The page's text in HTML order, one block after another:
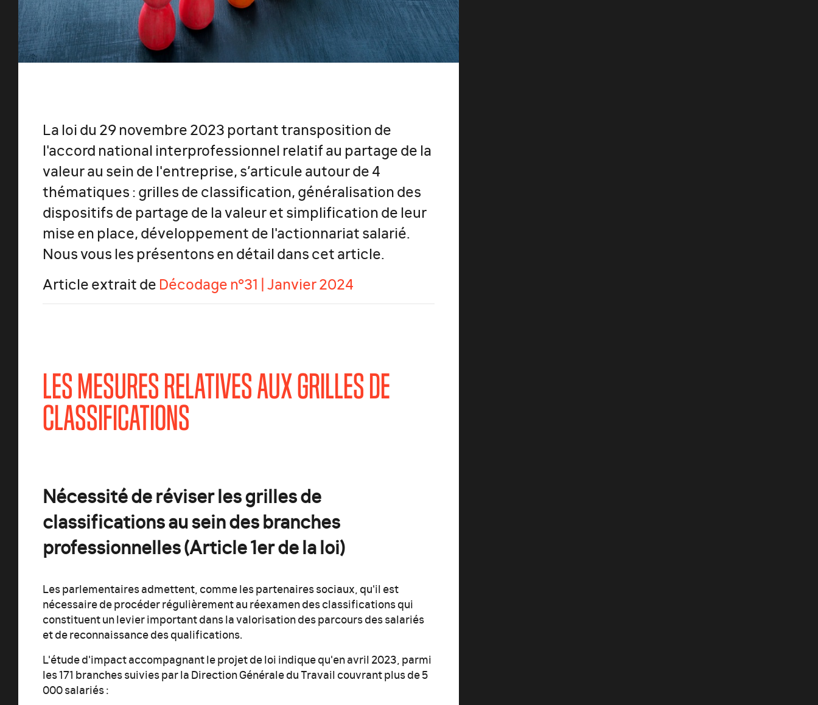
La loi du 29 novembre 2023 portant transposition de
l'accord national interprofessionnel relatif au partage de la
valeur au sein de l'entreprise, s’articule autour de 4
thématiques : grilles de classification, généralisation des
dispositifs de partage de la valeur et simplification de leur
mise en place, développement de l'actionnariat salarié.
Nous vous les présentons en détail dans cet article.
Article extrait de Décodage n°31 | Janvier 2024
LES MESURES RELATIVES AUX GRILLES DE
CLASSIFICATIONS
Nécessité de réviser les grilles de
classifications au sein des branches
professionnelles (Article 1er de la loi)
Les parlementaires admettent, comme les partenaires sociaux, qu'il est
nécessaire de procéder régulièrement au réexamen des classifications qui
constituent un levier important dans la valorisation des parcours des salariés
et de reconnaissance des qualifications.
L'étude d'impact accompagnant le projet de loi indique qu'en avril 2023, parmi
les 171 branches suivies par la Direction Générale du Travail couvrant plus de 5
000 salariés :